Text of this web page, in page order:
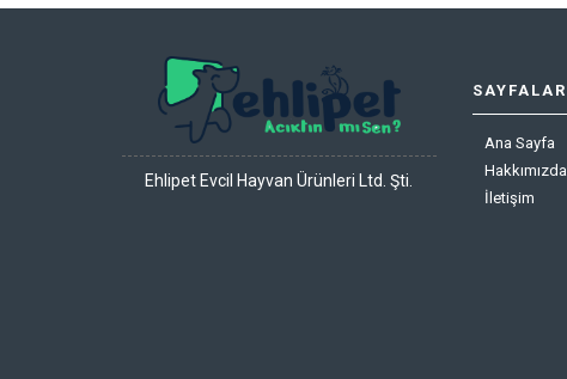
Ehlipet Evcil Hayvan Ürünleri Ltd. Şti.
SAYFALAR
Ana Sayfa
Hakkımızda
İletişim